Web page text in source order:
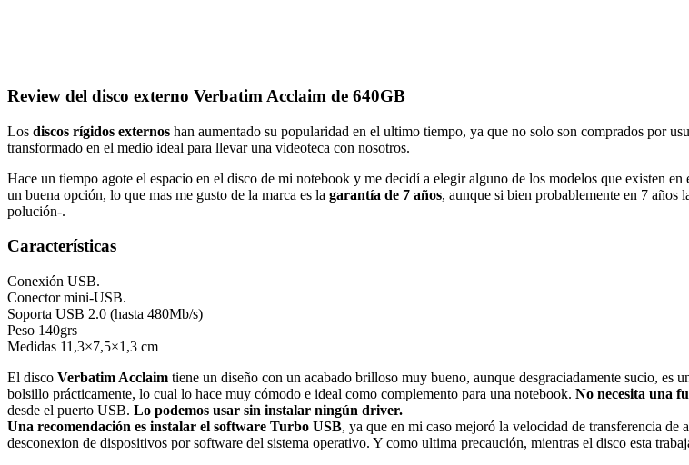
Review del disco externo Verbatim Acclaim de 640GB
Los discos rígidos externos han aumentado su popularidad en el ultimo tiempo, ya que no solo son comprados por
transformado en el medio ideal para llevar una videoteca con nosotros.
Hace un tiempo agote el espacio en el disco de mi notebook y me decidí a elegir alguno de los modelos que existen
un buena opción, lo que mas me gusto de la marca es la garantía de 7 años, aunque si bien probablemente en 7 años
polución-.
Características
Conexión USB.
Conector mini-USB.
Soporta USB 2.0 (hasta 480Mb/s)
Peso 140grs
Medidas 11,3×7,5×1,3 cm
El disco Verbatim Acclaim tiene un diseño con un acabado brilloso muy bueno, aunque desgraciadamente sucio, es
bolsillo prácticamente, lo cual lo hace muy cómodo e ideal como complemento para una notebook. No necesita una
desde el puerto USB. Lo podemos usar sin instalar ningún driver.
Una recomendación es instalar el software Turbo USB, ya que en mi caso mejoró la velocidad de transferencia
desconexion de dispositivos por software del sistema operativo. Y como ultima precaución, mientras el disco esta